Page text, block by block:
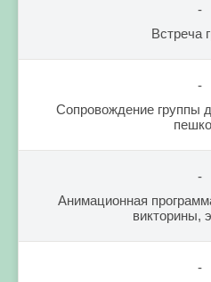
-
Встреча
-
Сопровождение группы
-
Анимационная
викторины,
-